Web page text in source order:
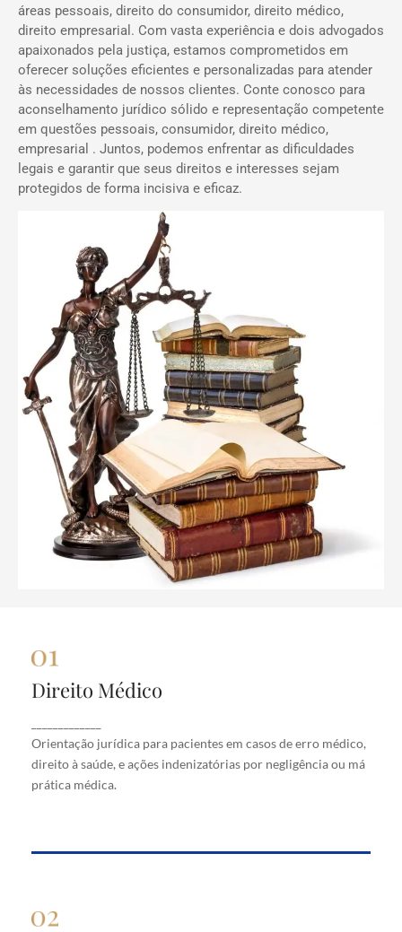
áreas pessoais, direito do consumidor, direito médico,
direito empresarial. Com vasta experiência e dois advogados
apaixonados pela justiça, estamos comprometidos em
oferecer soluções eficientes e personalizadas para atender
às necessidades de nossos clientes. Conte conosco para
aconselhamento jurídico sólido e representação competente
em questões pessoais, consumidor, direito médico,
empresarial . Juntos, podemos enfrentar as dificuldades
legais e garantir que seus direitos e interesses sejam
protegidos de forma incisiva e eficaz.
Direito Médico
Orientação jurídica para pacientes em casos de erro médico,
direito à saúde, e ações indenizatórias por negligência ou má
prática médica.
Direito Médico
erro médico, direito à saúde, e ações indenizatórias
por negligência ou má prática médica.